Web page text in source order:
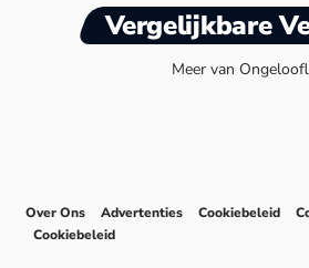
Vergelijkbare
Meer van
Over Ons Advertenties Cookiebeleid
Cookiebeleid